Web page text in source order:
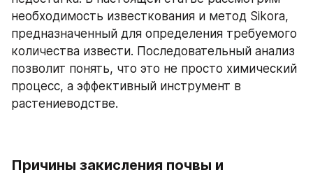
необходимость известкования и метод Sikora,
предназначенный для определения требуемого
количества извести. Последовательный анализ
позволит понять, что это не просто химический
процесс, а эффективный инструмент в
растениеводстве.
Причины закисления почвы и